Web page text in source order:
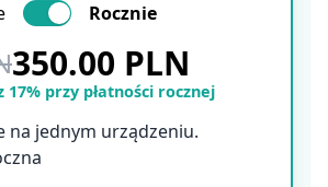
Rocznie
350.00 PLN
17% przy płatności rocznej
na jednym urządzeniu.